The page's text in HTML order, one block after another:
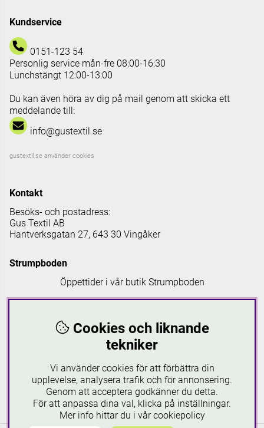
Kundservice
0151-123 54
Personlig service mån-fre 08:00-16:30
Lunchstängt 12:00-13:00
Du kan även höra av dig på mail genom att skicka ett
meddelande till:
info@gustextil.se
gustextil.se använder cookies
Kontakt
Besöks- och postadress:
Gus Textil AB
Hantverksgatan 27, 643 30 Vingåker
Strumpboden
Öppettider i vår butik Strumpboden
Onsdag: 08 - 16.30
Torsdag: 08 - 18
Fredag: 08-16.30
Söndagar: 12-16
Läs mer om Strumpboden
Cookies och liknande
tekniker
Vi använder cookies för att förbättra din
upplevelse, analysera trafik och för annonsering.
Genom att acceptera godkänner du detta.
För att anpassa dina val, klicka på inställningar.
Mer info hittar du i vårcookiepolicy